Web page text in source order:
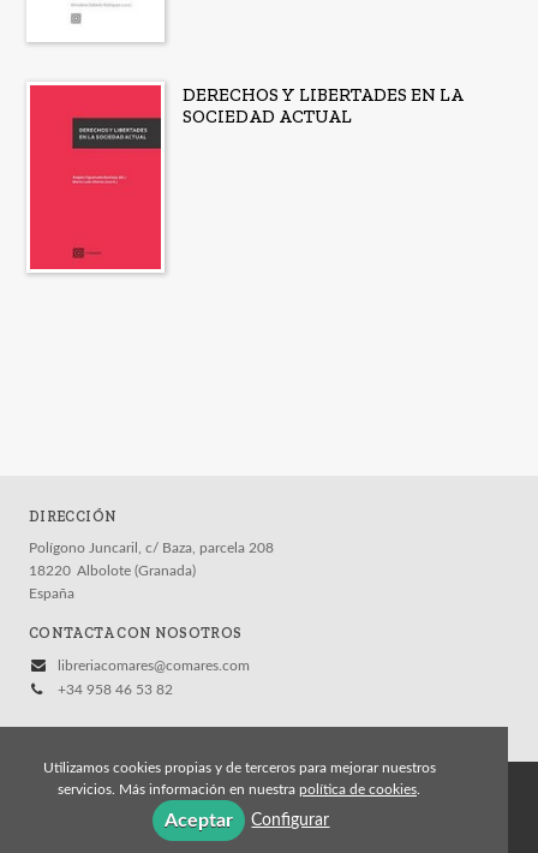
DERECHOS Y LIBERTADES EN LA
SOCIEDAD ACTUAL
DIRECCIÓN
Polígono Juncaril, c/ Baza, parcela 208
18220 Albolote (Granada)
España
CONTACTA CON NOSOTROS
libreriacomares@comares.com
+34 958 46 53 82
© 2026, Editorial Comares
Política de cookies
Política de privacidad
Utilizamos cookies propias y de terceros para mejorar nuestros
servicios. Más información en nuestra política de cookies
Aceptar Configurar